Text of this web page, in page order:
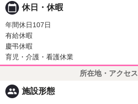
calendar_today 休日・休暇
年間休日107日
有給休暇
慶弔休暇
育児・介護・看護休業
所在地・アクセス
people 施設形態